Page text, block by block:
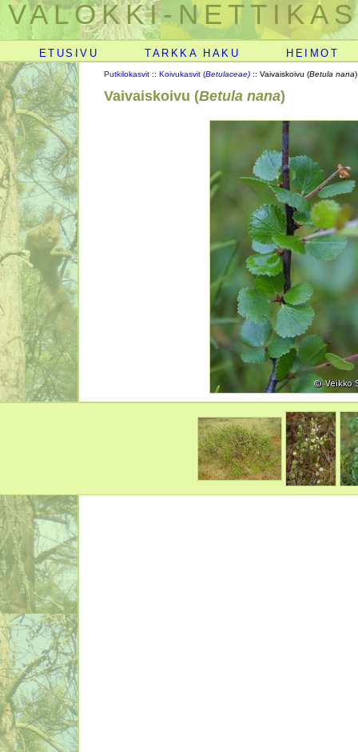
VALOKKI-
ETUSIVU TARKKA HAKU HEIMOT
Putkilokasvit :: Koivukasvit (Betulaceae) :: Vaivaiskoivu (Betula nana)
Vaivaiskoivu (Betula nana)